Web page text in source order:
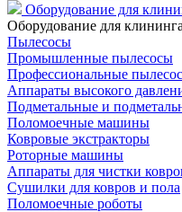
Оборудование для
Оборудование для клининга
Пылесосы
Промышленные пылесосы
Профессиональные
Аппараты высокого
Подметальные и
Поломоечные машины
Ковровые экстракторы
Роторные машины
Аппараты для чистки
Сушилки для ковров и пола
Поломоечные роботы